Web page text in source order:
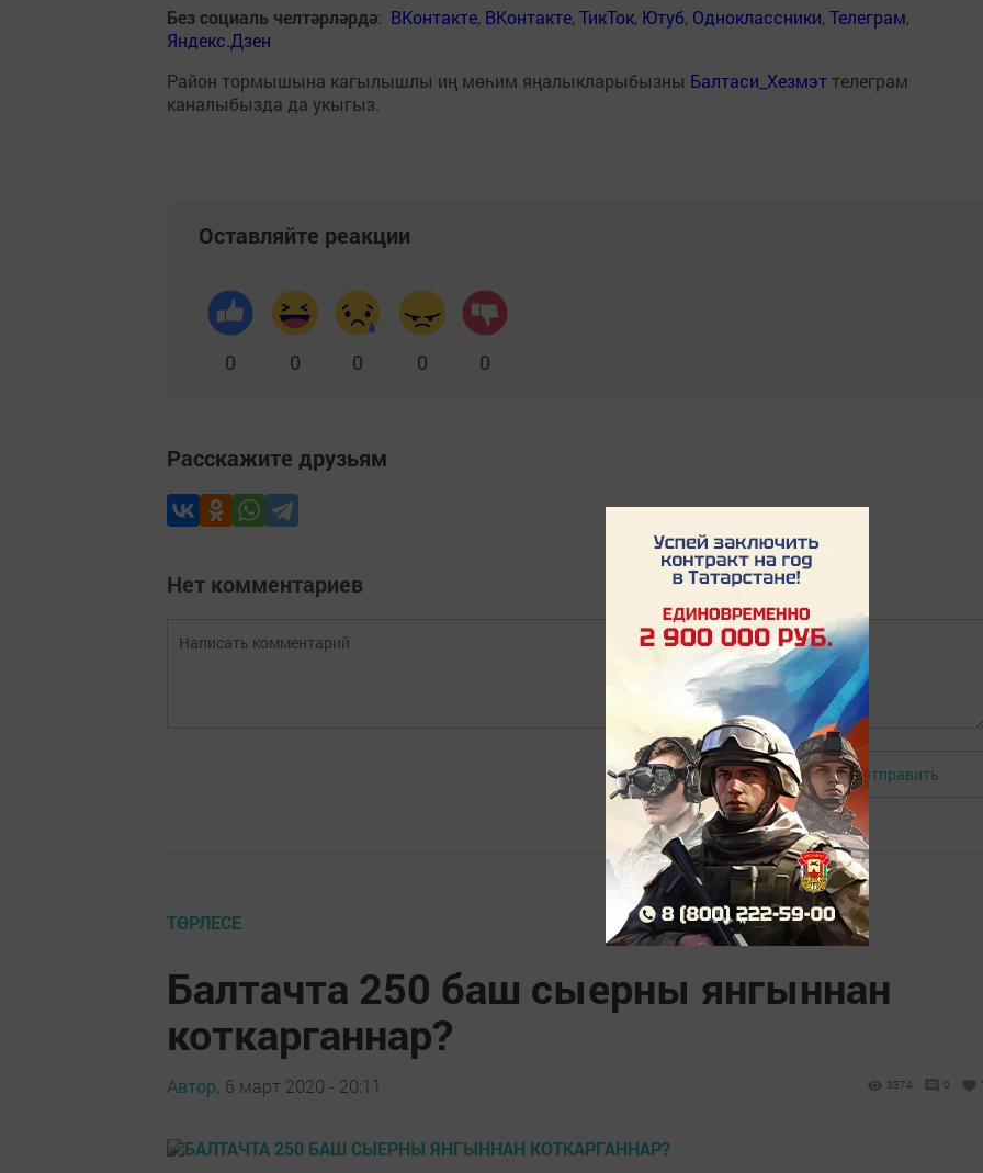
Без социаль челтәрләрдә: ВКонтакте, ВКонтакте,ТикТок, Ютуб, Одноклассники,Телеграм,
Яндекс.Дзен
Район тормышына кагылышлы иң мөһим яңалыкларыбызны Балтаси_Хезмэт телеграм
каналыбызда да укыгыз.
Оставляйте реакции
0 0 0 0 0
Расскажите друзьям
Нет комментариев
Авторизоваться Отправить
ТӨРЛЕСЕ
Балтачта 250 баш сыерны янгыннан
коткарганнар?
Автор, 6 март 2020 - 20:11 3374 0